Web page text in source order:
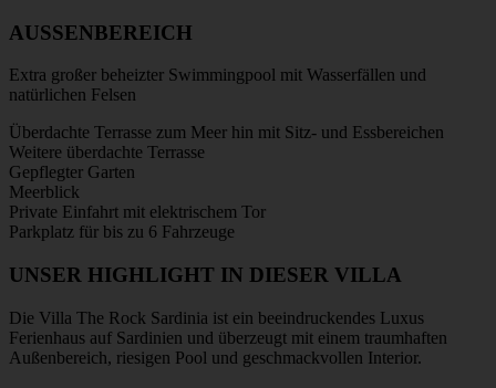
AUSSENBEREICH
Extra großer beheizter Swimmingpool mit Wasserfällen und
natürlichen Felsen
Überdachte Terrasse zum Meer hin mit Sitz- und Essbereichen
Weitere überdachte Terrasse
Gepflegter Garten
Meerblick
Private Einfahrt mit elektrischem Tor
Parkplatz für bis zu 6 Fahrzeuge
UNSER HIGHLIGHT IN DIESER VILLA
Die Villa The Rock Sardinia ist ein beeindruckendes Luxus
Ferienhaus auf Sardinien und überzeugt mit einem traumhaften
Außenbereich, riesigen Pool und geschmackvollen Interior.